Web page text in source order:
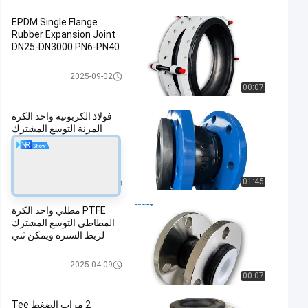
00:07
EPDM Single Flange
Rubber Expansion Joint
DN25-DN3000 PN6-PN40
وصلة تمدد مطاطية2025-09-02
01:45
فولاذ الكربونية واحد الكرة
المرنة التوسع المشترك
EPDM المطاط ANSI أحادي
00:07
PTFE مطلي واحد الكرة
المطاطي التوسع المشترك
لربط السترة ويمكن ثني
وصلة تمدد مطاطية2025-04-09
2 مرات الضغط Tee